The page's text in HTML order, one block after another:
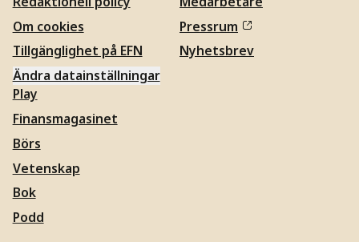
Om cookies
Tillgänglighet på EFN
Ändra datainställningar
Pressrum
Nyhetsbrev
Play
Finansmagasinet
Börs
Vetenskap
Bok
Podd